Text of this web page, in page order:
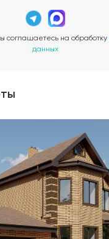
соглашаетесь на обработку
данных